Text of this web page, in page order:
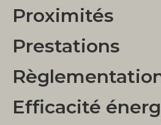
Proximités
Prestations
Efficacité